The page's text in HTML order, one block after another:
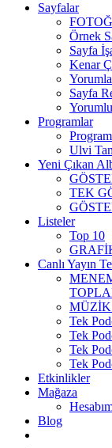
Sayfalar
Örnek
Sayfa
Kenar
Sayfa
Programlar
Ulvi
Yeni Çıkan
TEK
Listeler
Top 10
Canlı Yayın
Tek
Tek
Tek
Tek
Etkinlikler
Mağaza
Blog